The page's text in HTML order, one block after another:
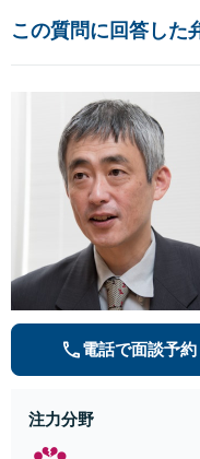
この質問に回答した
電話で面談予約
注力分野